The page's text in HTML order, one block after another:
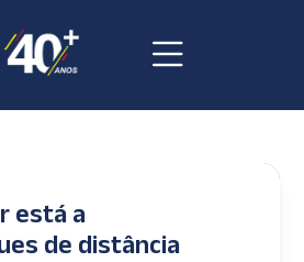
está a
de distância